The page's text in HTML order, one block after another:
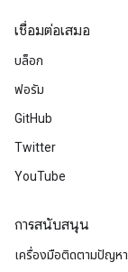
เชื่อมต่อเสมอ
บล็อก
ฟอรัม
GitHub
Twitter
YouTube
การสนับสนุน
เครื่องมือติดตามปัญหา